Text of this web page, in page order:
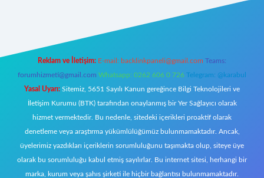
Reklam ve İletişim: E-mail: backlinkpaneli@gmail.com Teams:
forumhizmeti@gmail.com Whatsapp: 0262 606 0 726 Telegram: @karabul
Yasal Uyarı: Sitemiz, 5651 Sayılı Kanun gereğince Bilgi Teknolojileri ve
İletişim Kurumu (BTK) tarafından onaylanmış bir Yer Sağlayıcı olarak
hizmet vermektedir. Bu nedenle, sitedeki içerikleri proaktif olarak
denetleme veya araştırma yükümlülüğümüz bulunmamaktadır. Ancak,
üyelerimiz yazdıkları içeriklerin sorumluluğunu taşımakta olup, siteye üye
olarak bu sorumluluğu kabul etmiş sayılırlar. Bu internet sitesi, herhangi bir
marka, kurum veya şahıs şirketi ile hiçbir bağlantısı bulunmamaktadır.